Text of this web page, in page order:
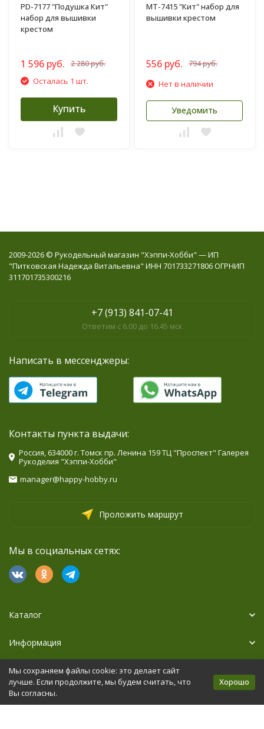
PD-7177 "Подушка Кит"
набор для вышивки
крестом
1 596 руб. 2 280 руб.
Осталась 1 шт.
Купить
MT-7415 "Кит" набор для
вышивки крестом
556 руб. 794 руб.
Нет в наличии
Уведомить
2009-2026 © Рукодельный магазин "Хэппи-Хобби" — ИП
"Питковская Надежда Витальевна" ИНН 701733271806 ОГРНИП
311701735300216
+7 (913) 841-07-41
Ответим с 6.00 до 16.45 мск
Написать в мессенджеры:
Контакты пункта выдачи:
Россия, 634000 г. Томск пр. Ленина 159 ТЦ "Проспект" Галерея
Рукоделия "Хэппи-Хобби"
manager@happy-hobby.ru
Проложить маршрут
Мы в социальных сетях:
Каталог
Информация
Дополнительно
Политика персональных данных Карта сайта
Мы сохраняем файлы cookie: это делает сайт
лучше. Если продолжите, мы будем считать, что
Вы согласны.
Хорошо